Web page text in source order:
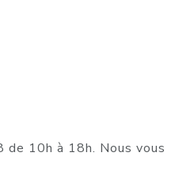
10h à 18h. Nous vous